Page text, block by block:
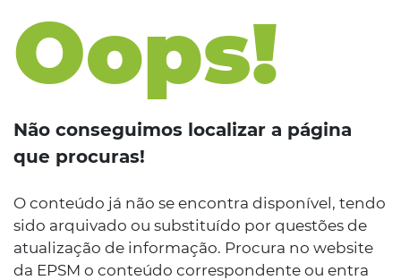
Oops!
Não conseguimos localizar a página
que procuras!
O conteúdo já não se encontra disponível, tendo
sido arquivado ou substituído por questões de
atualização de informação. Procura no website
da EPSM o conteúdo correspondente ou entra